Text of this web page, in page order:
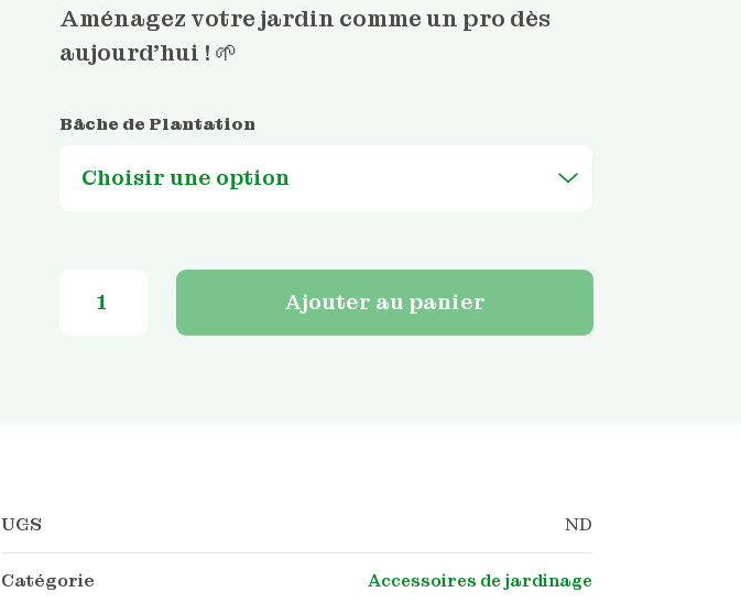
Aménagez votre jardin comme un pro dès
aujourd’hui ! 🌱
Bâche de Plantation
Ajouter au panier
UGS ND
Catégorie Accessoires de jardinage